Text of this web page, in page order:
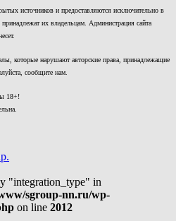
источников и предоставляются исключительно в
их владельцам. Администрация сайта
которые нарушают авторские права, принадлежащие
сообщите нам.
18+!
"integration_type" in
sgroup-nn.ru/wp-
on line 2012